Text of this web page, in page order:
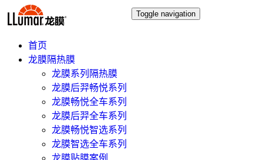
Toggle navigation
首页
龙膜隔热膜
龙膜系列隔热膜
龙膜后羿畅悦系列
龙膜畅悦全车系列
龙膜后羿全车系列
龙膜畅悦智选系列
龙膜智选全车系列
龙膜贴膜案例